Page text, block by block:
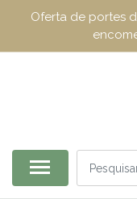
Oferta de portes